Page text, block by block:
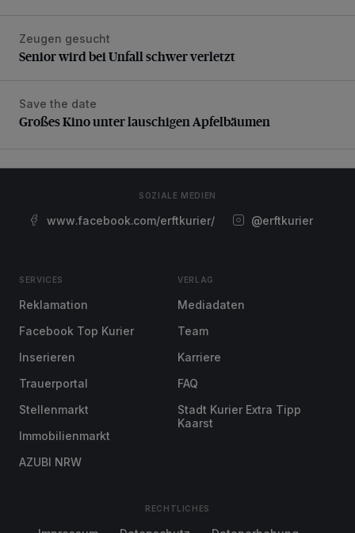
Senior wird bei Unfall schwer verletzt
Zeugen gesucht
Senior wird bei Unfall schwer verletzt
Großes Kino unter lauschigen Apfelbäumen
Save the date
Großes Kino unter lauschigen Apfelbäumen
SOZIALE MEDIEN
www.facebook.com/erftkurier/ @erftkurier
SERVICES
Reklamation
Facebook Top Kurier
Inserieren
Trauerportal
Stellenmarkt
Immobilienmarkt
AZUBI NRW
VERLAG
Mediadaten
Team
Karriere
FAQ
Stadt Kurier Extra Tipp
Kaarst
RECHTLICHES